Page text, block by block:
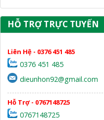
HỖ TRỢ TRỰC TUYẾN
Liên Hệ - 0376 451 485
0376 451 485
dieunhon92@gmail.com
Hỗ Trợ - 0767148725
0767148725